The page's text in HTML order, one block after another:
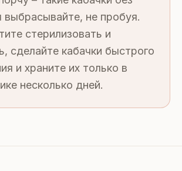
выбрасывайте, не пробуя.
стерилизовать и
сделайте кабачки быстрого
и храните их только в
несколько дней.